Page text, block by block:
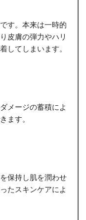
す。本来は一時的
皮膚の弾力やハリ
してしまいます。
メージの蓄積によ
ます。
保持し肌を潤わせ
たスキンケアによ